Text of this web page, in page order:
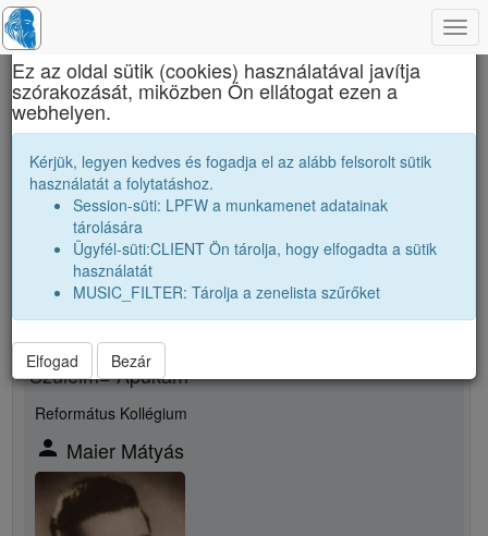
Brassai Sámuel Líceum
Vendég jó barát Maier Gyöngyi
Új rokonsági kapcsolat megjelölése
Rokon neme
Szüleim= Apukám
Református Kollégium
person Maier Mátyás
×
Ez az oldal sütik (cookies) használatával javítja
szórakozását, miközben Ön ellátogat ezen a
webhelyen.
Kérjük, legyen kedves és fogadja el az alább felsorolt sütik
használatát a folytatáshoz.
Session-süti: LPFW a munkamenet adatainak
tárolására
Ügyfél-süti:CLIENT Ön tárolja, hogy elfogadta a sütik
használatát
MUSIC_FILTER: Tárolja a zenelista szűrőket
Elfogad Bezár